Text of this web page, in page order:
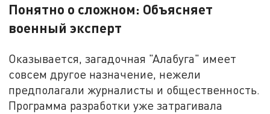
Понятно о сложном: Объясняет
военный эксперт
Оказывается, загадочная "Алабуга" имеет
совсем другое назначение, нежели
предполагали журналисты и общественность.
Программа разработки уже затрагивала